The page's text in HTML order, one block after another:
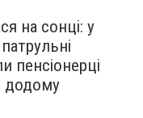
на сонці: у
пенсіонерці
додому